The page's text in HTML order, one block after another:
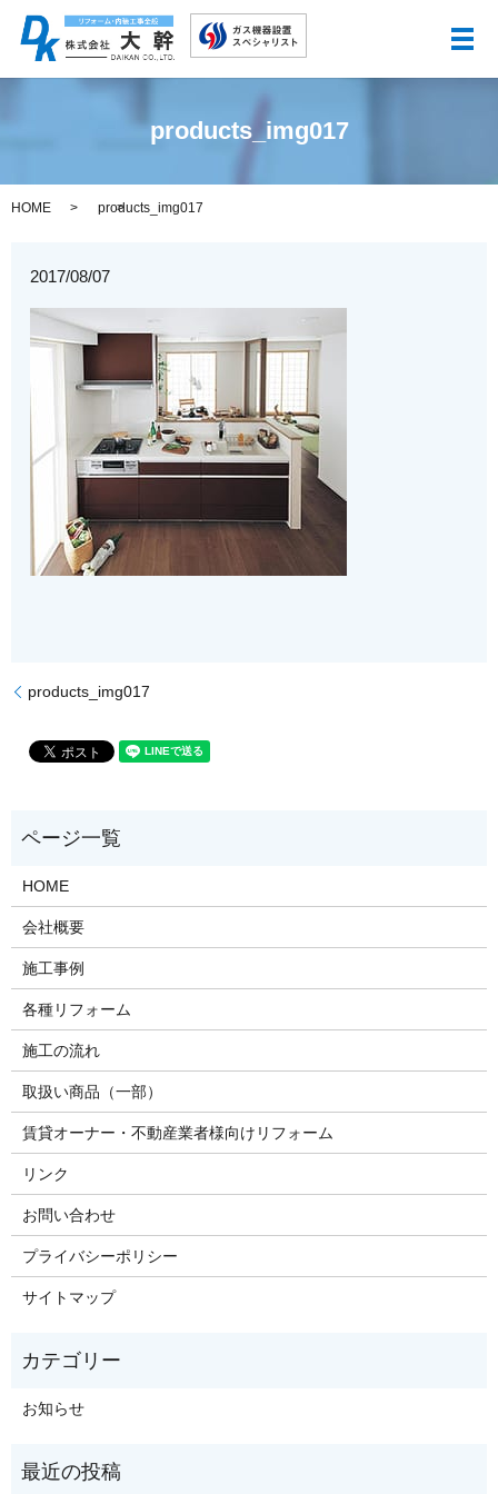
メ
products_img017
HOME products_img017
2017/08/07
products_img017
HOME
会社概要
施工事例
各種リフォーム
施工の流れ
取扱い商品（一部）
賃貸オーナー・不動産業者様向けリフォーム
リンク
お問い合わせ
プライバシーポリシー
サイトマップ
お知らせ